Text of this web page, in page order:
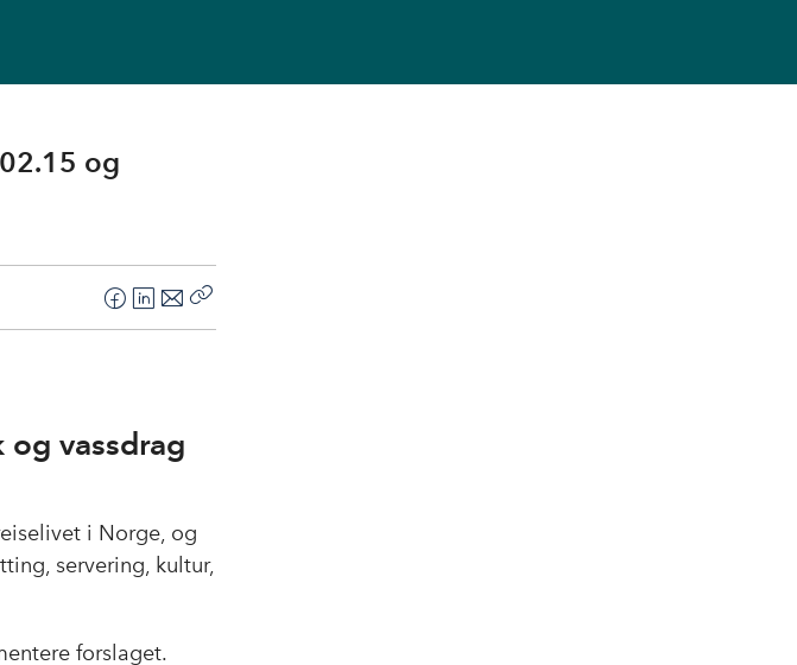
og
F
o
L
d
E
t
vassdrag
i Norge, og
servering, kultur,
forslaget.